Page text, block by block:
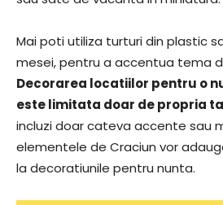
Mai poti utiliza turturi din plastic
mesei, pentru a accentua tema
Decorarea locatiilor pentru o
este limitata doar de propria
incluzi doar cateva accente sau
elementele de Craciun vor
la decoratiunile pentru nunta.